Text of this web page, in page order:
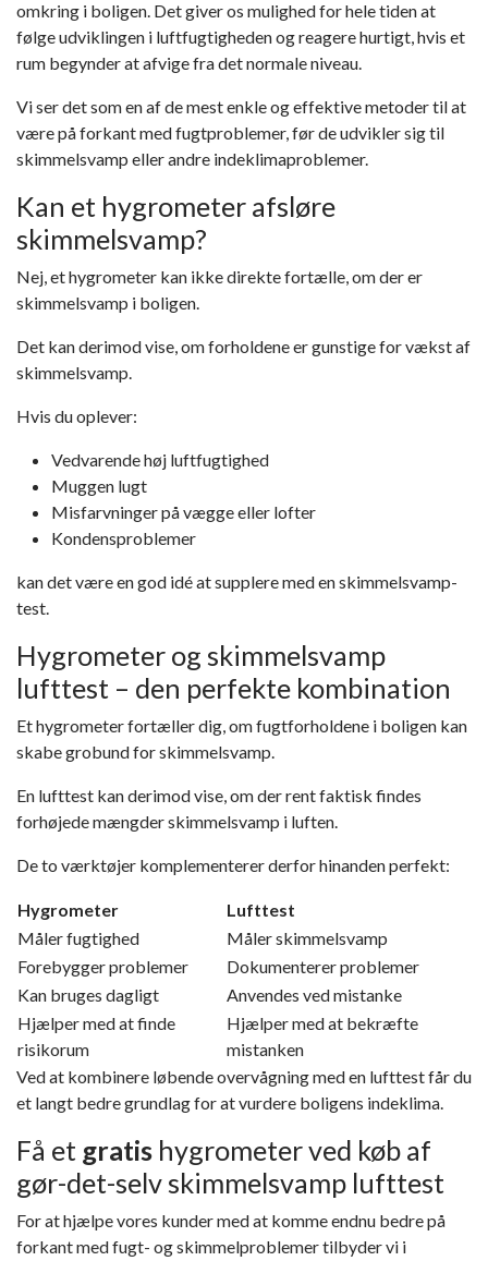
omkring i boligen. Det giver os mulighed for hele tiden at
følge udviklingen i luftfugtigheden og reagere hurtigt, hvis et
rum begynder at afvige fra det normale niveau.
Vi ser det som en af de mest enkle og effektive metoder til at
være på forkant med fugtproblemer, før de udvikler sig til
skimmelsvamp eller andre indeklimaproblemer.
Kan et hygrometer afsløre
skimmelsvamp?
Nej, et hygrometer kan ikke direkte fortælle, om der er
skimmelsvamp i boligen.
Det kan derimod vise, om forholdene er gunstige for vækst af
skimmelsvamp.
Hvis du oplever:
Vedvarende høj luftfugtighed
Muggen lugt
Misfarvninger på vægge eller lofter
Kondensproblemer
kan det være en god idé at supplere med en skimmelsvamp-
test.
Hygrometer og skimmelsvamp
lufttest – den perfekte kombination
Et hygrometer fortæller dig, om fugtforholdene i boligen kan
skabe grobund for skimmelsvamp.
En lufttest kan derimod vise, om der rent faktisk findes
forhøjede mængder skimmelsvamp i luften.
De to værktøjer komplementerer derfor hinanden perfekt:
Hygrometer
Lufttest
Måler fugtighed
Måler skimmelsvamp
Forebygger problemer
Dokumenterer problemer
Kan bruges dagligt
Anvendes ved mistanke
Hjælper med at finde
risikorum
Hjælper med at bekræfte
mistanken
Ved at kombinere løbende overvågning med en lufttest får du
et langt bedre grundlag for at vurdere boligens indeklima.
Få et gratis hygrometer ved køb af
gør-det-selv skimmelsvamp lufttest
For at hjælpe vores kunder med at komme endnu bedre på
forkant med fugt- og skimmelproblemer tilbyder vi i